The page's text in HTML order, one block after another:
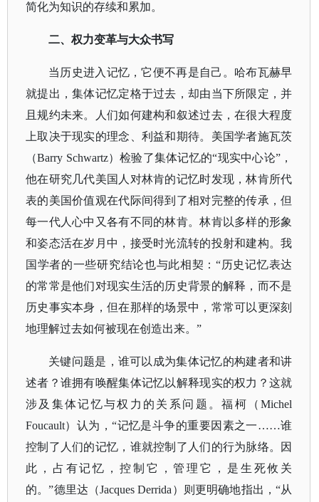
简化为知识的存续和累加。
二、权力变革与大众书写
当历史进入记忆，它便不再是自己。哈布瓦赫早
就提出，集体记忆定格于过去，却由当下所限定，并
且规约未来。人们如何建构和叙述过去，在很大程度
上取决于现实的理念、利益和期待。 美国学者施瓦茨
（Barry Schwartz）检验了集体记忆的“现实中心论”，
他在研究几代美国人对林肯的记忆时发现，林肯所代
表的美国价值观在代际间得到了相对完整的传承，但
每一代人心中又各有不同的林肯。林肯以多样的形象
和姿态活在岁月中，接受时光流转的投射和建构。我
国学者的一些研究结论也与此相契：“历史记忆表达
的常常是他们对现实生活的历史背景的解释，而不是
历史事实本身，但在那样的场景中，常常可以更深刻
地理解过去如何被现在创造出来。”
关键问题是，谁可以成为集体记忆的构建者和讲
述者？谁拥有唤醒集体记忆以解释现实的权力？ 这就
涉及集体记忆与权力的关系问题。福柯（Michel
Foucault）认为，“记忆是斗争的重要因素之一……谁
控制了人们的记忆，谁就控制了人们的行为脉络。因
此，占有记忆，控制它，管理它，是生死攸关
的。”德里达（Jacques Derrida）则更明确地指出，“从